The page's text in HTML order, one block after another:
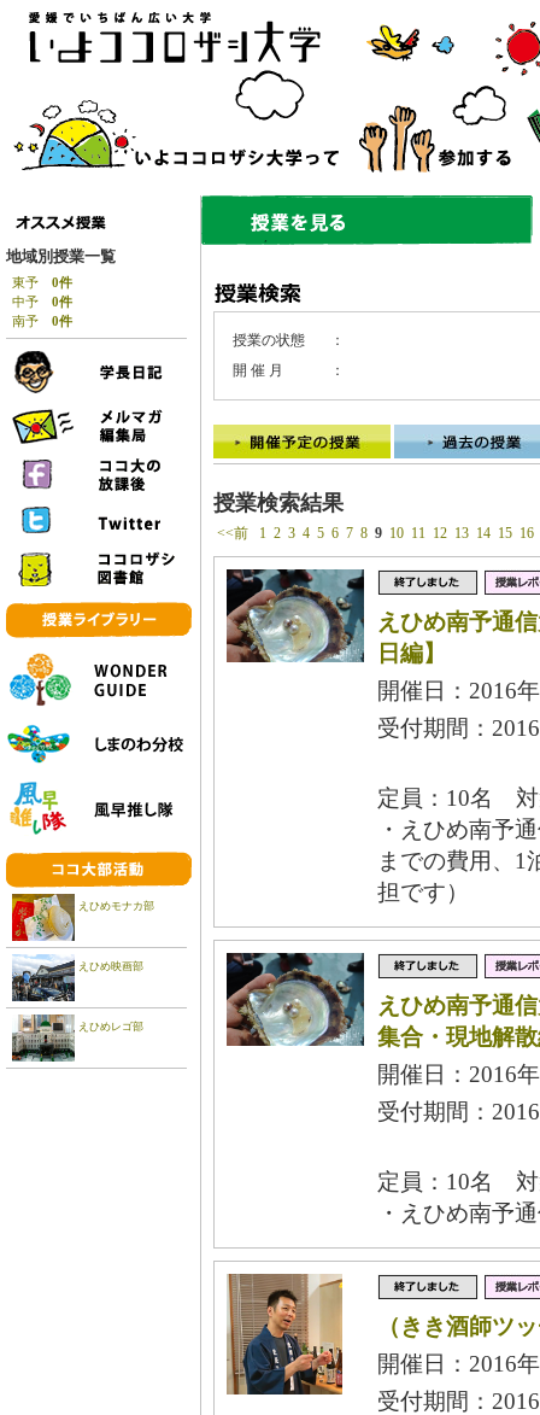
地域別授業一覧
東予 0件
中予 0件
南予 0件
えひめモナカ部
えひめ映画部
えひめレゴ部
授業の状態
：
開 催 月
：
授業検索結果
<<前 1 2 3 4 5 6 7 8 9 10 11 12 13 14 15 16
えひめ南予通
日編】
開催日：2016
受付期間：
定員：10名 対
・えひめ南予
までの費用、1
担です）
えひめ南予通
集合・現地解
開催日：2016
受付期間：
定員：10名 対
・えひめ南予
（きき酒師ツ
開催日：2016
受付期間：